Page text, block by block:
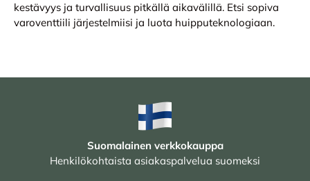
kestävyys ja turvallisuus pitkällä aikavälillä. Etsi sopiva
varoventtiili järjestelmiisi ja luota huipputeknologiaan.
Suomalainen verkkokauppa
Henkilökohtaista asiakaspalvelua suomeksi